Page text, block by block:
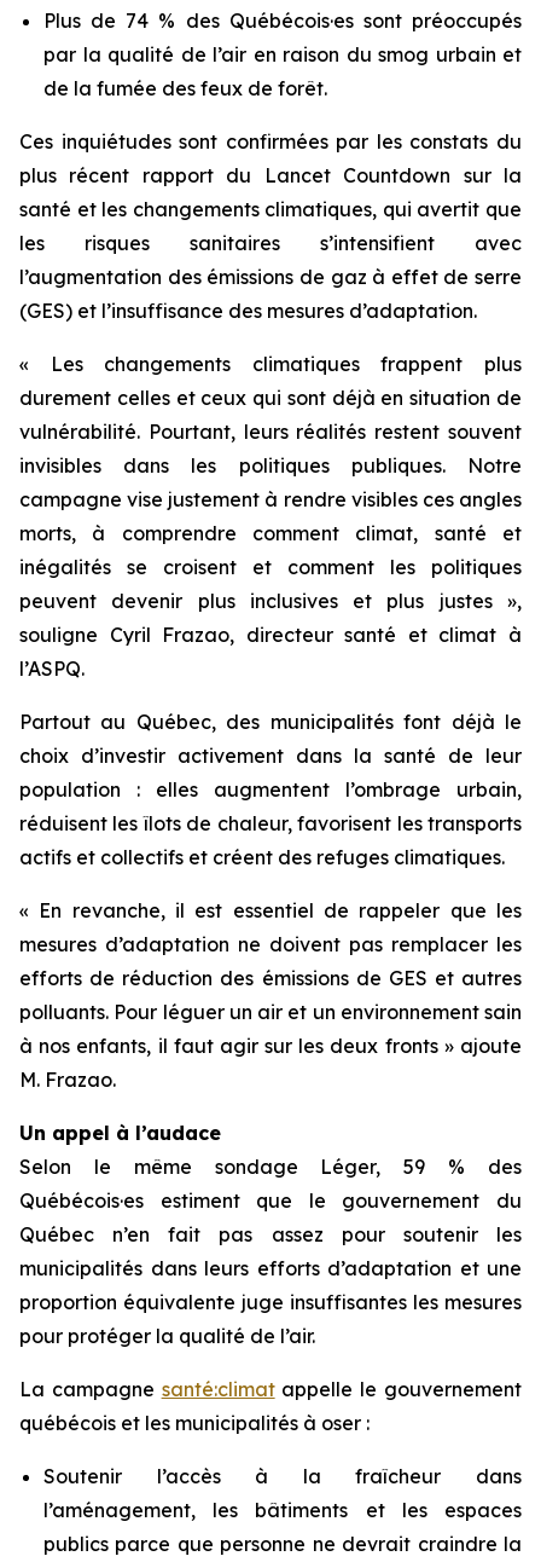
Plus de 74 % des Québécois·es sont préoccupés
par la qualité de l’air en raison du smog urbain et
de la fumée des feux de forêt.
Ces inquiétudes sont confirmées par les constats du
plus récent rapport du
Lancet Countdown sur la
santé et les changements climatiques, qui avertit que
les risques sanitaires s’intensifient avec
l’augmentation des émissions de gaz à effet de serre
(GES) et l’insuffisance des mesures d’adaptation.
« Les changements climatiques frappent plus
durement celles et ceux qui sont déjà en situation de
vulnérabilité. Pourtant, leurs réalités restent souvent
invisibles dans les politiques publiques. Notre
campagne vise justement à rendre visibles ces angles
morts, à comprendre comment climat, santé et
inégalités se croisent et comment les politiques
peuvent devenir plus inclusives et plus justes »,
souligne Cyril Frazao, directeur santé et climat à
l’ASPQ.
Partout au Québec, des municipalités font déjà le
choix d’investir activement dans la santé de leur
population : elles augmentent l’ombrage urbain,
réduisent les îlots de chaleur, favorisent les transports
actifs et collectifs et créent des refuges climatiques.
« En revanche, il est essentiel de rappeler que les
mesures d’adaptation ne doivent pas remplacer les
efforts de réduction des émissions de GES et autres
polluants. Pour léguer un air et un environnement sain
à nos enfants, il faut agir sur les deux fronts » ajoute
M. Frazao.
Un appel à l’audace
Selon le même sondage Léger, 59 % des
Québécois·es estiment que le gouvernement du
Québec n’en fait pas assez pour soutenir les
municipalités dans leurs efforts d’adaptation et une
proportion équivalente juge insuffisantes les mesures
pour protéger la qualité de l’air.
La campagne santé:climatappelle le gouvernement
québécois et les municipalités à oser :
Soutenir l’accès à la fraîcheur dans
l’aménagement, les bâtiments et les espaces
publics parce que personne ne devrait craindre la